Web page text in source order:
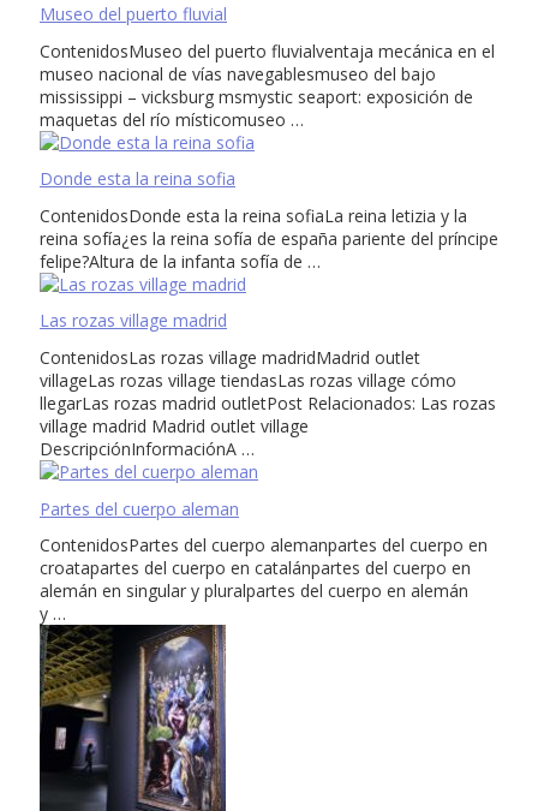
Museo del puerto fluvial
ContenidosMuseo del puerto fluvialventaja mecánica en el
museo nacional de vías navegablesmuseo del bajo
mississippi – vicksburg msmystic seaport: exposición de
maquetas del río místicomuseo …
Donde esta la reina sofia
ContenidosDonde esta la reina sofiaLa reina letizia y la
reina sofía¿es la reina sofía de españa pariente del príncipe
felipe?Altura de la infanta sofía de …
Las rozas village madrid
ContenidosLas rozas village madridMadrid outlet
villageLas rozas village tiendasLas rozas village cómo
llegarLas rozas madrid outletPost Relacionados: Las rozas
village madrid Madrid outlet village
DescripciónInformaciónA …
Partes del cuerpo aleman
ContenidosPartes del cuerpo alemanpartes del cuerpo en
croatapartes del cuerpo en catalánpartes del cuerpo en
alemán en singular y pluralpartes del cuerpo en alemán
y …